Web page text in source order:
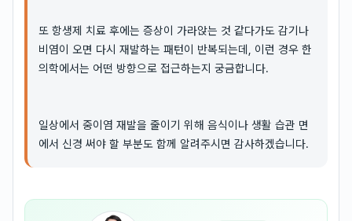
또 항생제 치료 후에는 증상이 가라앉는 것 같다가도 감기나
비염이 오면 다시 재발하는 패턴이 반복되는데, 이런 경우 한
의학에서는 어떤 방향으로 접근하는지 궁금합니다.
일상에서 중이염 재발을 줄이기 위해 음식이나 생활 습관 면
에서 신경 써야 할 부분도 함께 알려주시면 감사하겠습니다.